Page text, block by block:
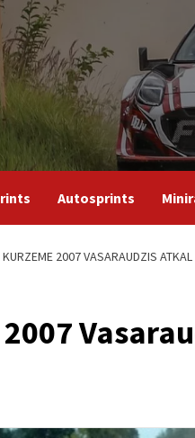
Autosprints
2007 VASARAUDZIS